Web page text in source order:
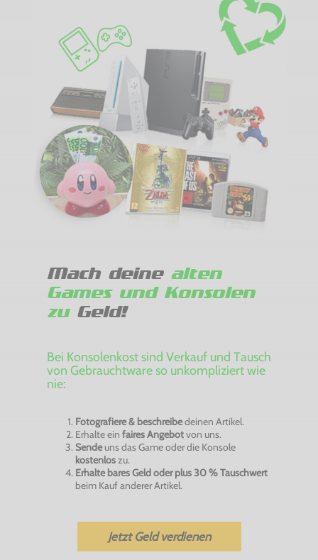
Mach deine alten
Games und Konsolen
zuGeld!
Bei Konsolenkost sind Verkauf und Tausch
von Gebrauchtware so unkompliziert wie
nie:
Fotografiere & beschreibedeinen Artikel.
Erhalte ein faires Angebotvon uns.
Sendeuns das Game oder die Konsole
kostenloszu.
Erhalte bares Geld oder plus 30 % Tauschwert
beim Kauf anderer Artikel.
Jetzt Geld verdienen